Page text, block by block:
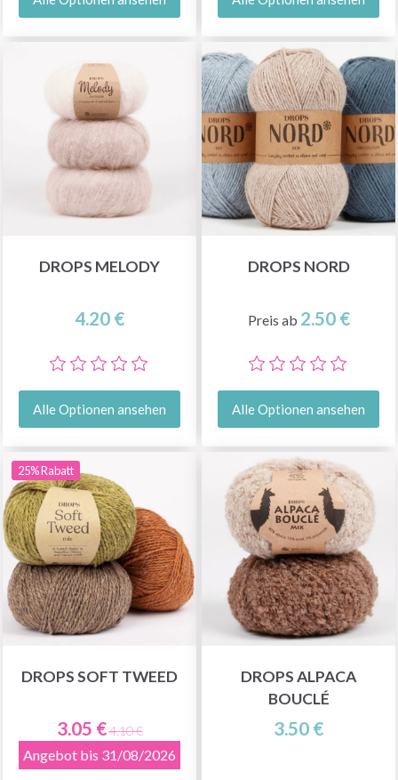
DROPS MELODY
4.20 €
Alle Optionen ansehen
DROPS NORD
Preis ab 2.50 €
Alle Optionen ansehen
25% Rabatt
DROPS SOFT TWEED
3.05 €4.10 €
Angebot bis 31/08/2026
DROPS ALPACA
BOUCLÉ
3.50 €